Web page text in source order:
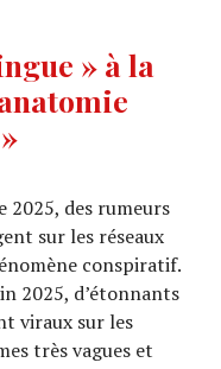
» à la
2025, des rumeurs
sur les réseaux
conspiratif.
2025, d’étonnants
viraux sur les
très vagues et